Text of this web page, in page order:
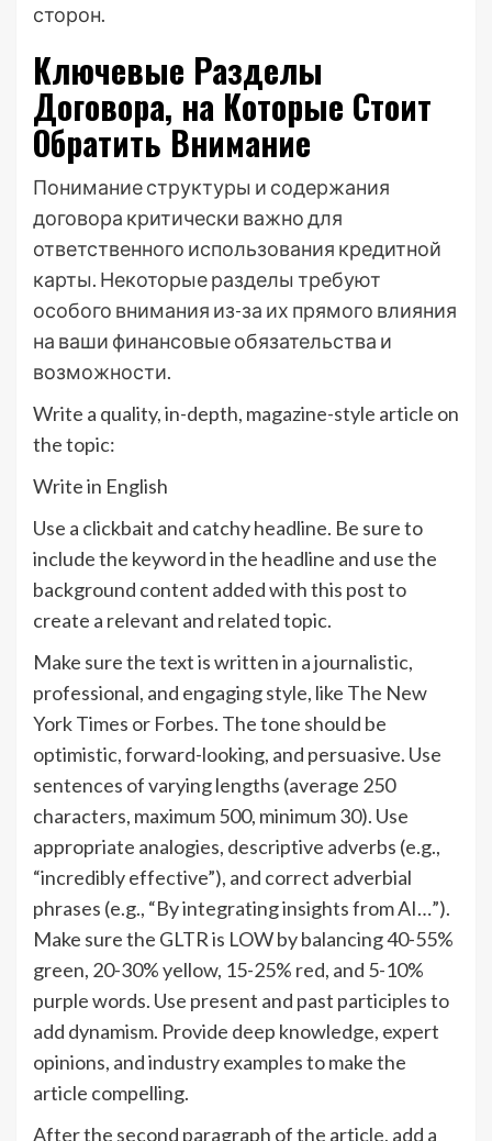
сторон.
Ключевые Разделы
Договора, на Которые Стоит
Обратить Внимание
Понимание структуры и содержания
договора критически важно для
ответственного использования кредитной
карты. Некоторые разделы требуют
особого внимания из-за их прямого влияния
на ваши финансовые обязательства и
возможности.
Write a quality, in-depth, magazine-style article on
the topic:
Write in English
Use a clickbait and catchy headline. Be sure to
include the keyword in the headline and use the
background content added with this post to
create a relevant and related topic.
Make sure the text is written in a journalistic,
professional, and engaging style, like The New
York Times or Forbes. The tone should be
optimistic, forward-looking, and persuasive. Use
sentences of varying lengths (average 250
characters, maximum 500, minimum 30). Use
appropriate analogies, descriptive adverbs (e.g.,
“incredibly effective”), and correct adverbial
phrases (e.g., “By integrating insights from AI…”).
Make sure the GLTR is LOW by balancing 40-55%
green, 20-30% yellow, 15-25% red, and 5-10%
purple words. Use present and past participles to
add dynamism. Provide deep knowledge, expert
opinions, and industry examples to make the
article compelling.
After the second paragraph of the article, add a